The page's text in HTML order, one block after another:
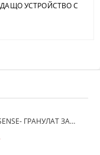
УСТРОЙСТВО С
VERTEX THERMOSENSE- ГРАНУЛАТ ЗА МЕКИ ПРОТЕЗИ